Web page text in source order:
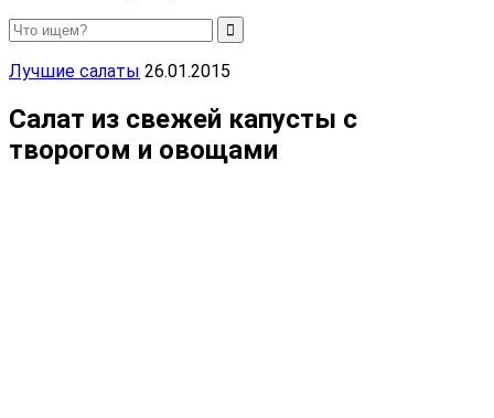
Лучшие салаты 26.01.2015
Салат из свежей капусты с
творогом и овощами